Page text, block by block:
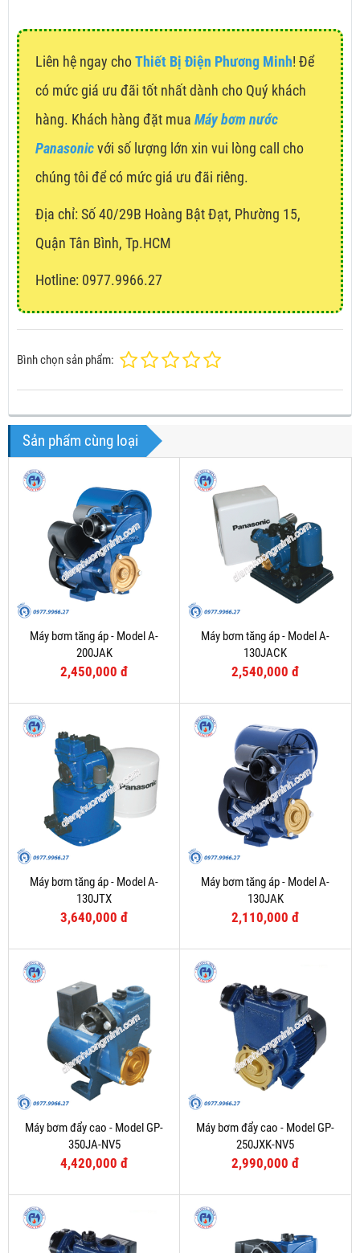
Liên hệ ngay choThiết Bị Điện Phương Minh! Để
có mức giá ưu đãi tốt nhất dành cho Quý khách
hàng. Khách hàng đặt mua Máy bơm nước
Panasonicvới số lượng lớn xin vui lòng call cho
chúng tôi để có mức giá ưu đãi riêng.
Địa chỉ: Số 40/29B Hoàng Bật Đạt, Phường 15,
Quận Tân Bình, Tp.HCM
Hotline: 0977.9966.27
Bình chọn sản phẩm:
Sản phẩm cùng loại
Máy bơm tăng áp - Model A-
200JAK
2,450,000 đ
Máy bơm tăng áp - Model A-
130JACK
2,540,000 đ
Máy bơm tăng áp - Model A-
130JTX
3,640,000 đ
Máy bơm tăng áp - Model A-
130JAK
2,110,000 đ
Máy bơm đẩy cao - Model GP-
350JA-NV5
4,420,000 đ
Máy bơm đẩy cao - Model GP-
250JXK-NV5
2,990,000 đ